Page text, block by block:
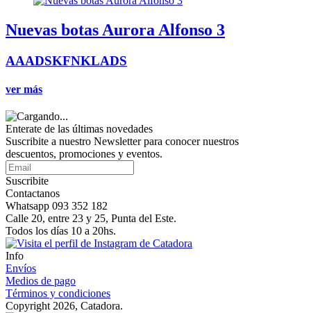
Nuevas botas Aurora Alfonso 3
AAADSKFNKLADS
ver más
Enterate de las últimas novedades
Suscribite a nuestro Newsletter para conocer nuestros
descuentos, promociones y eventos.
Suscribite
Contactanos
Whatsapp 093 352 182
Calle 20, entre 23 y 25, Punta del Este.
Todos los días 10 a 20hs.
Info
Envíos
Medios de pago
Términos y condiciones
Copyright 2026, Catadora.